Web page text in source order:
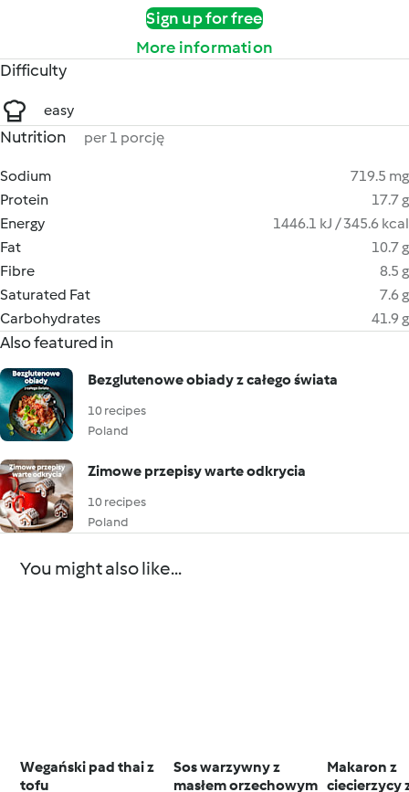
Sign up for free
More information
Difficulty
easy
Nutrition per 1 porcję
Sodium
719.5 mg
Protein
17.7 g
Energy
1446.1 kJ / 345.6 kcal
Fat
10.7 g
Fibre
8.5 g
Saturated Fat
7.6 g
Carbohydrates
41.9 g
Also featured in
Bezglutenowe obiady z całego świata
10 recipes
Poland
Zimowe przepisy warte odkrycia
10 recipes
Poland
You might also like...
Wegański pad thai z
tofu
Sos warzywny z
masłem orzechowym
Makaron z
ciecierzycy